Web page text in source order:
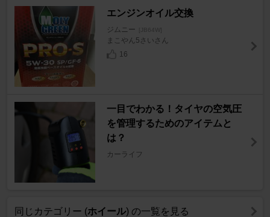
エンジンオイル交換
ジムニー [JB64W]
まこやん5さいさん
16
一目でわかる！タイヤの空気圧
を管理するためのアイテムと
は？
カーライフ
同じカテゴリー (ホイール) の一覧を見る